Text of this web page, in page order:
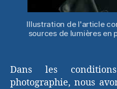
Illustration de l'article
sources de lumières en
Dans les
photographie, nous